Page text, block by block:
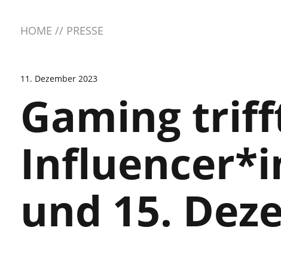
HOME PRESSE
11. Dezember 2023
Gaming
und 15.